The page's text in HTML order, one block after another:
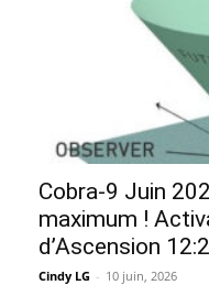
Cobra-9 Juin
maximum !
d’Ascension
Cindy LG - 10 juin, 2026